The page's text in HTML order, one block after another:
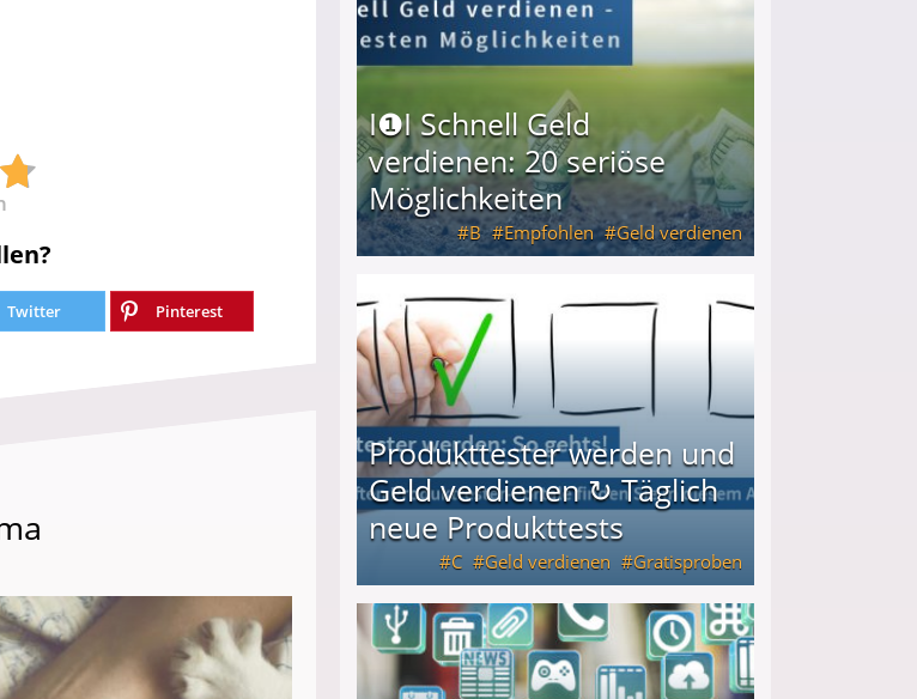
Twitter Pinterest
I❶I Schnell Geld
verdienen: 20 seriöse
Möglichkeiten
B Empfohlen Geld verdienen
Produkttester werden und
Geld verdienen ↻ Täglich
neue Produkttests
C Geld verdienen Gratisproben
werden und Geld verdienen ↻ Täglich neue Produkttests